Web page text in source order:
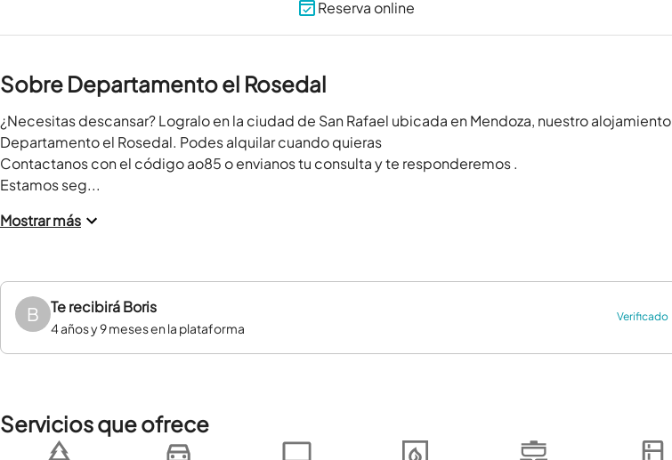
Reserva online
Sobre Departamento el Rosedal
¿Necesitas descansar? Logralo en la ciudad de San Rafael ubicada en Mendoza, nuestro alojamiento
Departamento el Rosedal. Podes alquilar cuando quieras
Contactanos con el código ao85 o envianos tu consulta y te responderemos .
Estamos seg...
Mostrar más
B Te recibiráBoris
4 años y 9 meses en la plataforma
Verificado
Servicios que ofrece